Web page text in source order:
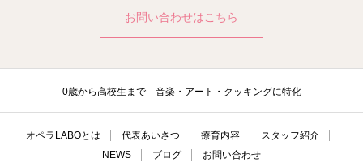
お問い合わせはこちら
0歳から高校生まで 音楽・アート・クッキングに特化
オペラLABOとは 代表あいさつ 療育内容
スタッフ紹介
NEWS
ブログ お問い合わせ